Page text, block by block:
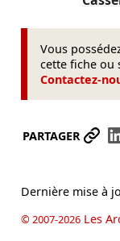
Vous
cette fiche ou
Contactez-
PARTAGER
Dernière mise à
© 2007-2026Les